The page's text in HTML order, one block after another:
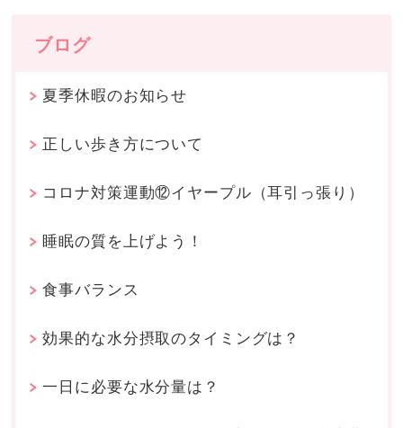
ブログ
夏季休暇のお知らせ
正しい歩き方について
コロナ対策運動⑫イヤープル（耳引っ張り）
睡眠の質を上げよう！
食事バランス
効果的な水分摂取のタイミングは？
一日に必要な水分量は？